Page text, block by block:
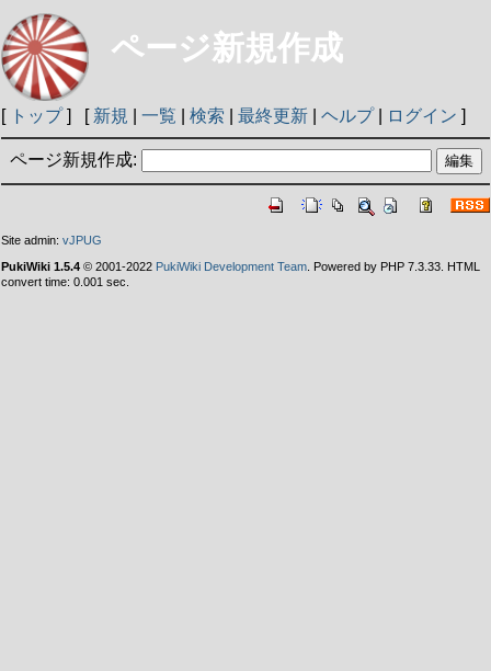
ページ新規作成
[ トップ] [ 新規 一覧 検索 最終更新 ヘルプ| ログイン ]
ページ新規作成:
Site admin: vJPUG
PukiWiki 1.5.4 © 2001-2022 PukiWiki Development Team . Powered by PHP 7.3.33. HTML
convert time: 0.001 sec.